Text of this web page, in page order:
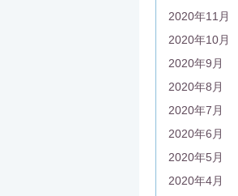
2020年11月
2020年10月
2020年9月
2020年8月
2020年7月
2020年6月
2020年5月
2020年4月